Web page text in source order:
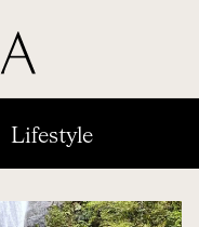
Lifestyle